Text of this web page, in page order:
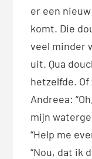
er een
komt. Die
veel minder
uit. Qua
hetzelfde.
Andreea:
mijn
“Help me
“Nou, dat ik